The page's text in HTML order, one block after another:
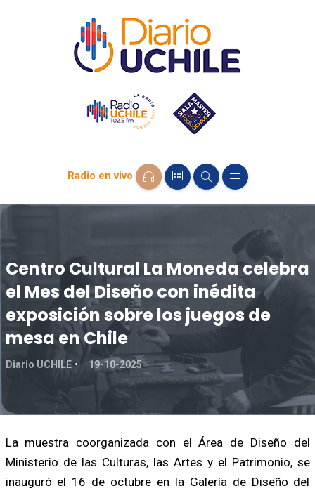
Radio en vivo
Centro Cultural La Moneda celebra
el Mes del Diseño con inédita
exposición sobre los juegos de
mesa en Chile
Diario UCHILE 19-10-2025
La muestra coorganizada con el Área de Diseño del
Ministerio de las Culturas, las Artes y el Patrimonio, se
inauguró el 16 de octubre en la Galería de Diseño del